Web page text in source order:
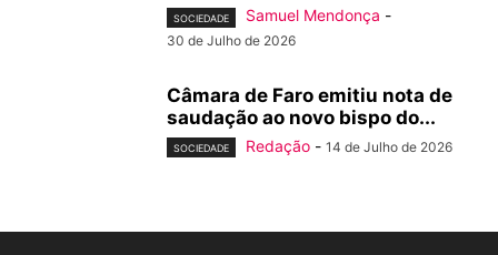
SOCIEDADE Samuel Mendonça -
30 de Julho de 2026
Câmara de Faro emitiu nota de
saudação ao novo bispo do...
SOCIEDADE Redação - 14 de Julho de 2026